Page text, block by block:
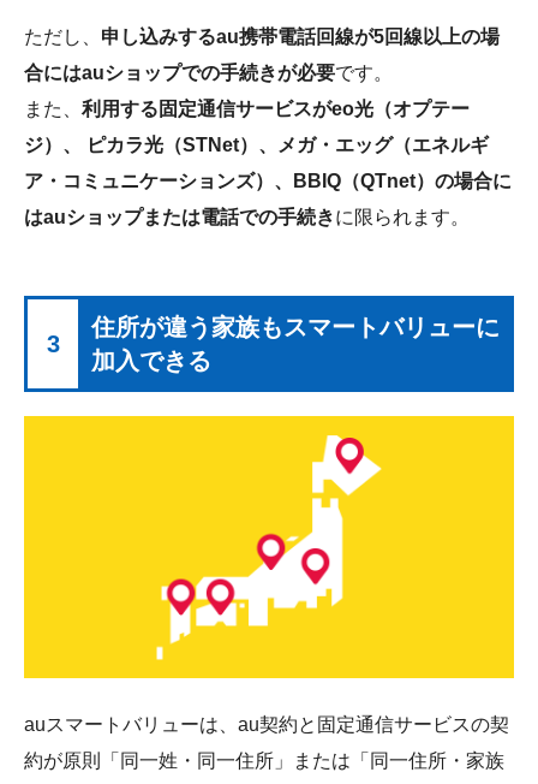
ただし、 申し込みするau携帯電話回線が5回線以上の場
合にはauショップでの手続きが必要です。
また、 利用する固定通信サービスがeo光（オプテー
ジ）、 ピカラ光（STNet）、メガ・エッグ（エネルギ
ア・コミュニケーションズ）、BBIQ（QTnet）の場合に
はauショップまたは電話での手続きに限られます。
3
住所が違う家族もスマートバリューに
加入できる
auスマートバリューは、au契約と固定通信サービスの契
約が原則「同一姓・同一住所」または「同一住所・家族